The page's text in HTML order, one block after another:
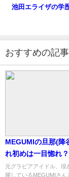
池田エライザの学
おすすめの記事
MEGUMIの旦那(降
れ初めは一目惚れ
の？
元グラビアアイドル、現
躍しているMEGUMIさん